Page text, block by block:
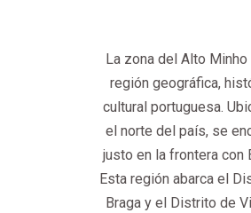
La zona del Alto Minho
región geográfica,
cultural portuguesa.
el norte del país, se
justo en la frontera con
Esta región abarca el
Braga y el Distrito de